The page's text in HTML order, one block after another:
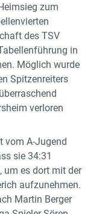
zum
des TSV
in
Möglich wurde
Spitzenreiters
verloren
vom A-Jugend
sie 34:31
um es dort mit der
aufzunehmen.
Martin Berger